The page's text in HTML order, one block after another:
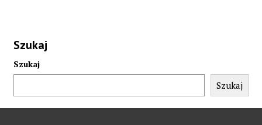
Szukaj
Szukaj
Szukaj